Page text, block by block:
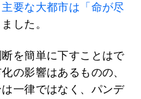
主要な大都市は「命が尽
した。
を簡単に下すことはで
の影響はあるものの、
一律ではなく、パンデ